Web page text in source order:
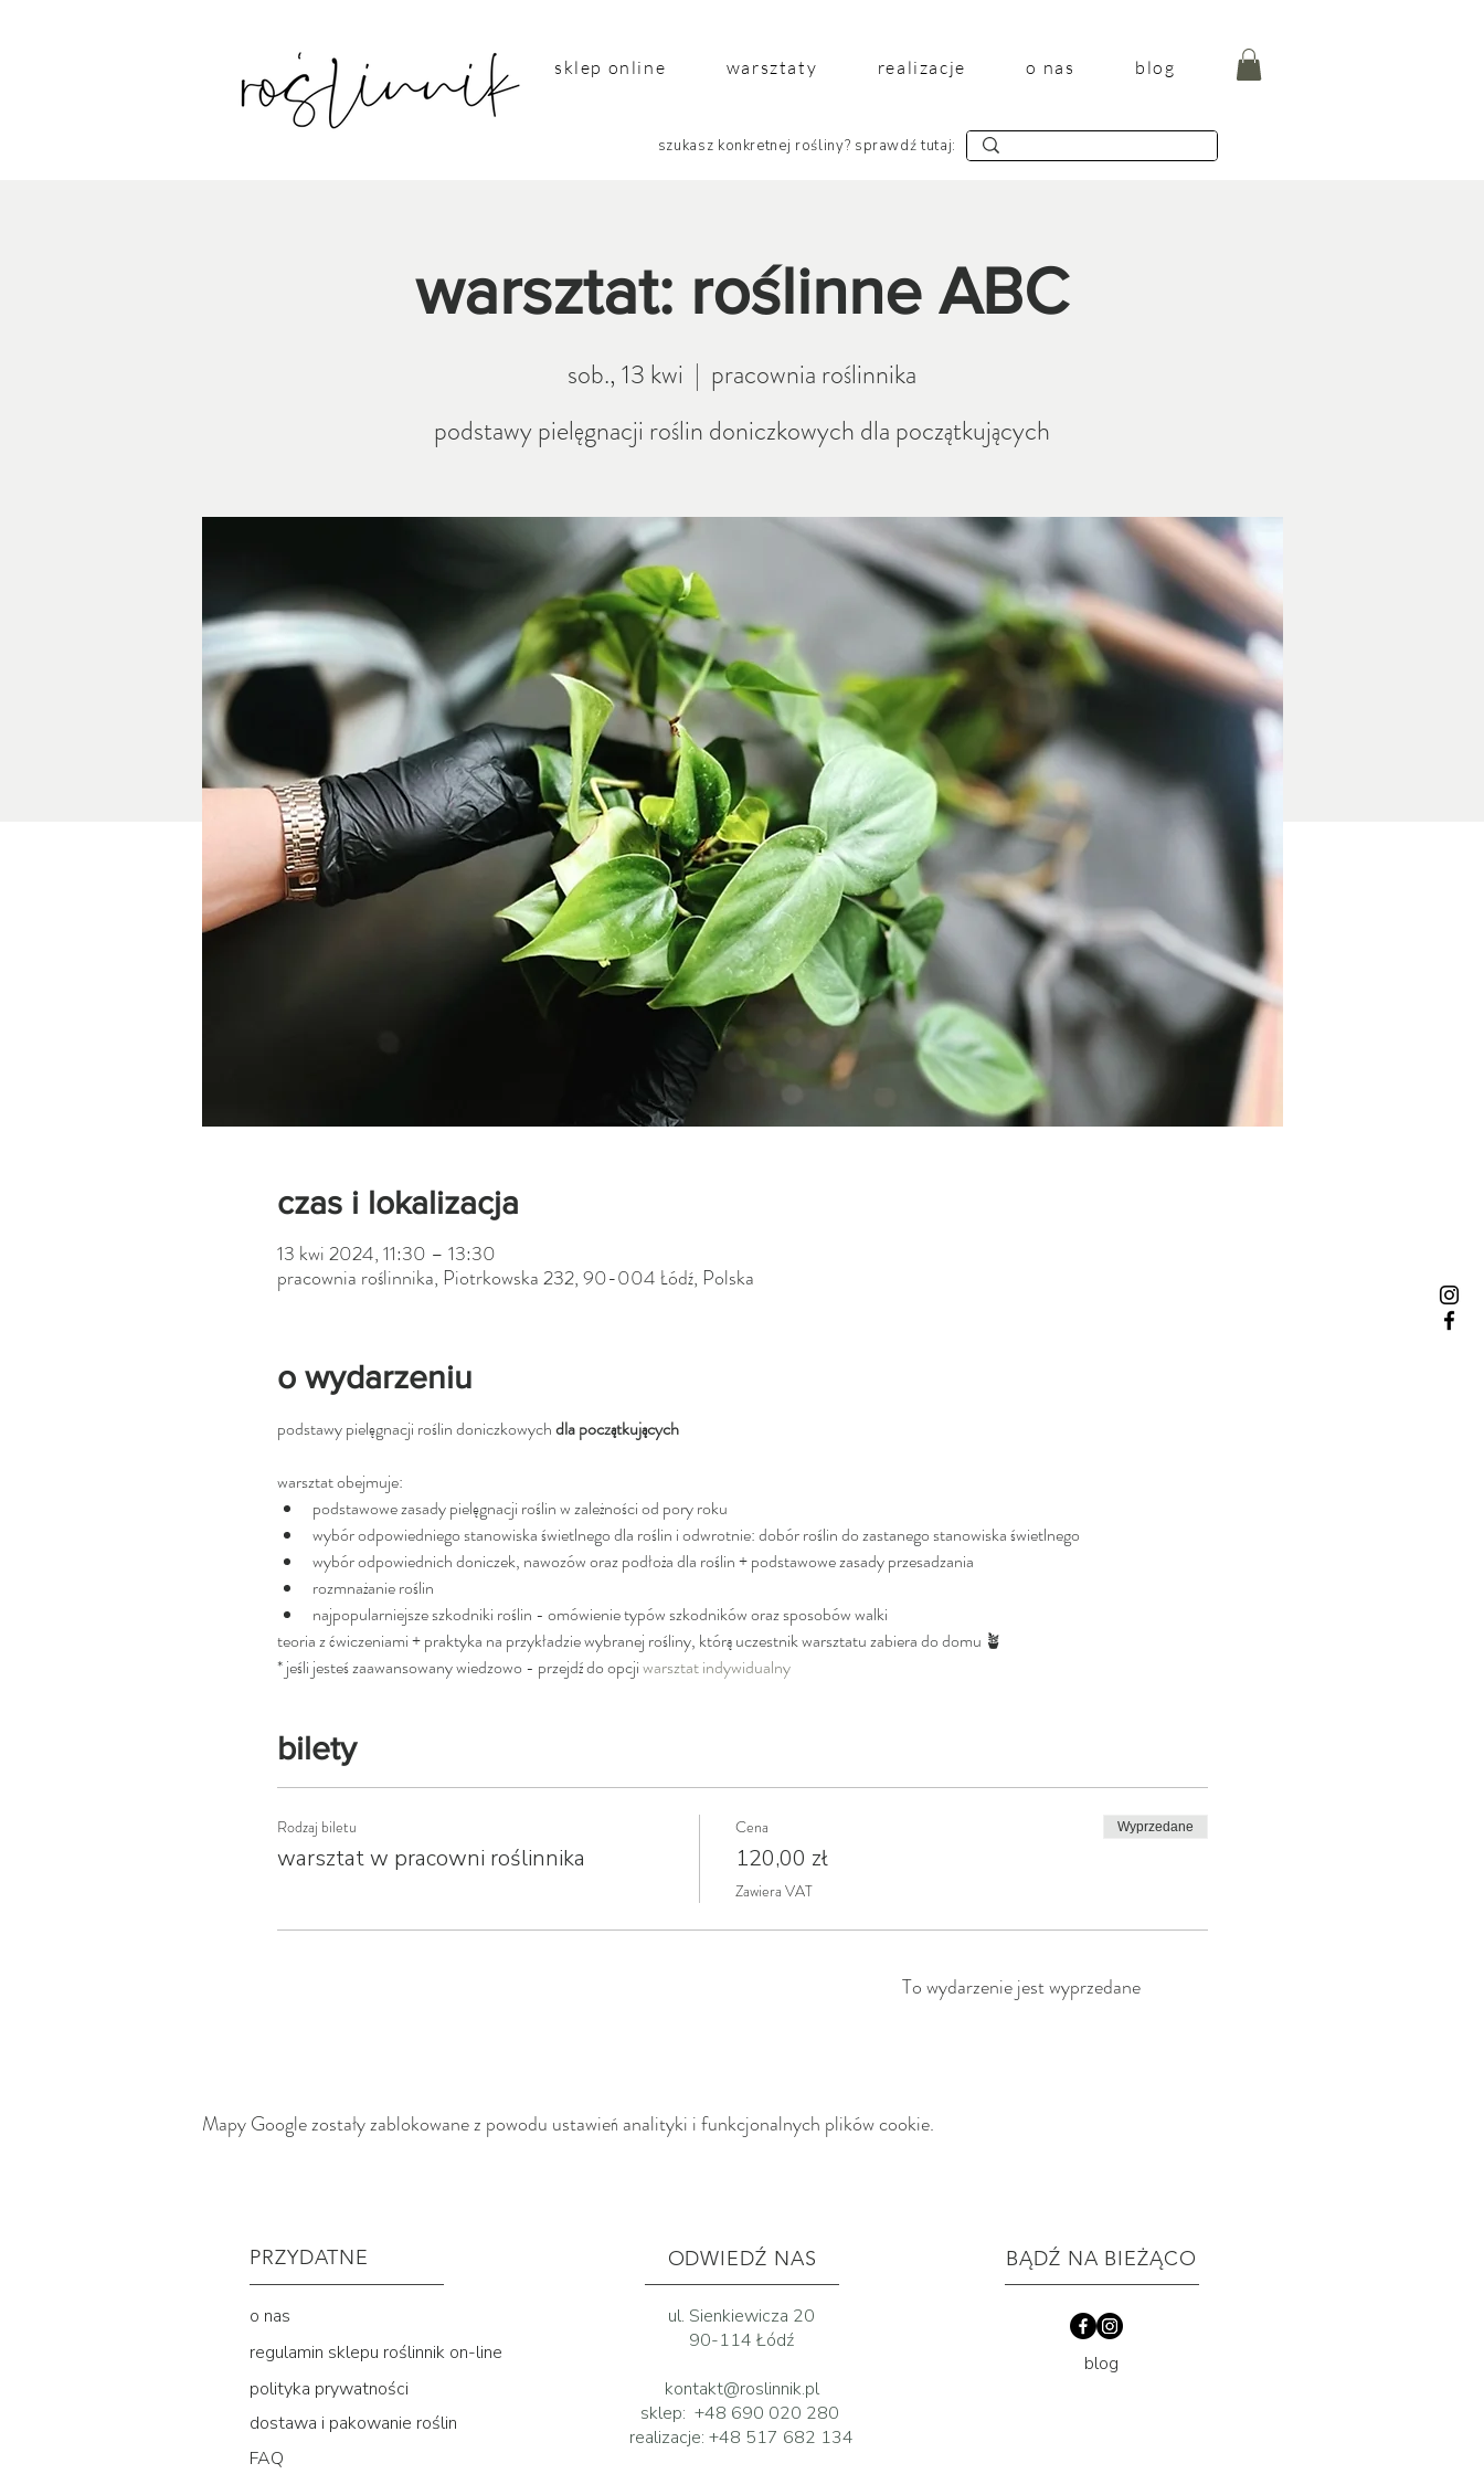
sklep online warsztaty realizacje o nas blog
szukasz konkretnej rośliny? sprawdź tutaj:
warsztat: roślinne ABC
sob., 13 kwi
  |
pracownia roślinnika
podstawy pielęgnacji roślin doniczkowych dla początkujących
czas i lokalizacja
13 kwi 2024, 11:30 – 13:30
pracownia roślinnika, Piotrkowska 232, 90-004 Łódź, Polska
o wydarzeniu
podstawy pielęgnacji roślin doniczkowych dla początkujących
warsztat obejmuje:
podstawowe zasady pielęgnacji roślin w zależności od pory roku
wybór odpowiedniego stanowiska świetlnego dla roślin i odwrotnie: dobór roślin do zastanego stanowiska świetlnego
wybór odpowiednich doniczek, nawozów oraz podłoża dla roślin + podstawowe zasady przesadzania
rozmnażanie roślin
najpopularniejsze szkodniki roślin - omówienie typów szkodników oraz sposobów walki
teoria z ćwiczeniami + praktyka na przykładzie wybranej rośliny, którą uczestnik warsztatu zabiera do domu 🪴
* jeśli jesteś zaawansowany wiedzowo - przejdź do opcji warsztat indywidualny
bilety
Rodzaj biletu
warsztat w pracowni roślinnika
Cena
120,00 zł
Zawiera VAT
Wyprzedane
To wydarzenie jest wyprzedane
Mapy Google zostały zablokowane z powodu ustawień analityki i funkcjonalnych plików cookie.
PRZYDATNE
o nas
regulamin sklepu roślinnik on-line
polityka prywatności
dostawa i pakowanie roślin
FAQ
ODWIEDŹ NAS
ul. Sienkiewicza 20
90-114 Łódź
kontakt@roslinnik.pl
sklep: +48 690 020 280
realizacje: +48 517 682 134
BĄDŹ NA BIEŻĄCO
blog